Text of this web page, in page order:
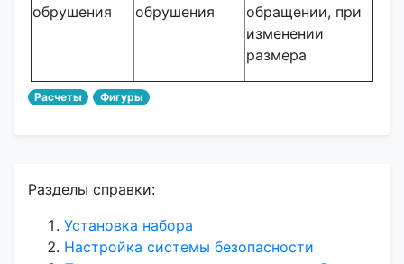
обрушения
обрушения
обращении, при
изменении
размера
Расчеты Фигуры
Разделы справки:
Установка набора
Настройка системы безопасности